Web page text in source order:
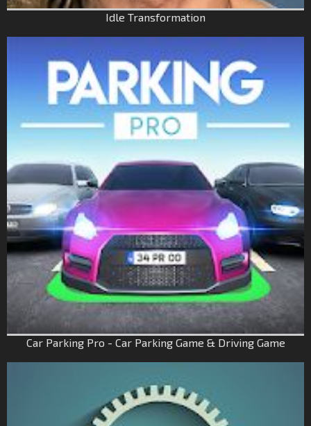
Idle Transformation
Car Parking Pro - Car Parking Game & Driving Game